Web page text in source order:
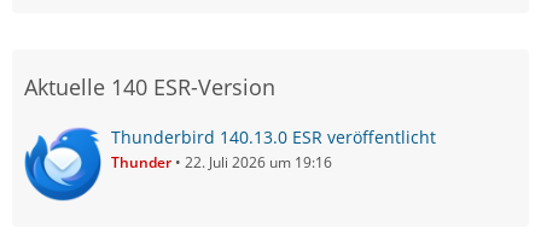
Aktuelle 140 ESR-Version
Thunderbird 140.13.0 ESR veröffentlicht
Thunder 22. Juli 2026 um 19:16